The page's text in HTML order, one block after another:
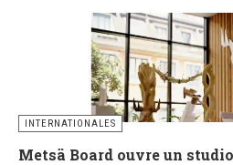
INTERNATIONALES
Metsä Board ouvre un